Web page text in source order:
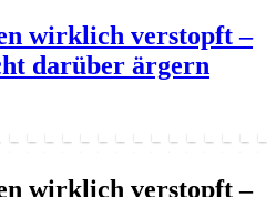
wirklich verstopft –
darüber ärgern
wirklich verstopft –